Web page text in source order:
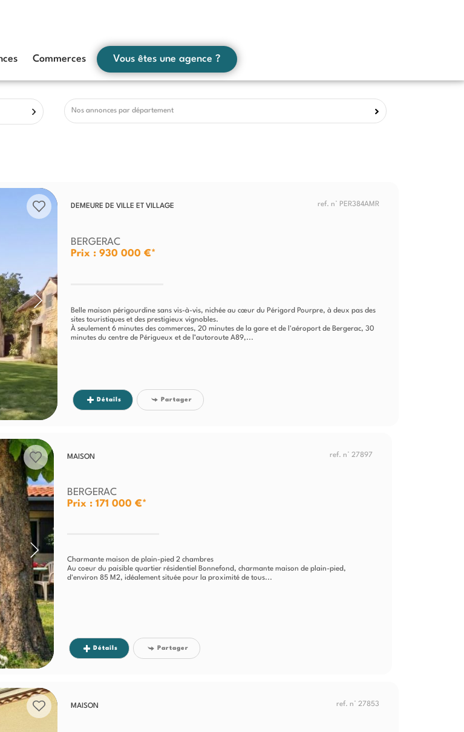
Commerces Vous êtes une agence ?
Nos annonces par département
DEMEURE DE VILLE ET VILLAGE ref. n° PER384AMR
BERGERAC
Prix : 930 000 €*
Belle maison périgourdine sans vis-à-vis, nichée au cœur du Périgord Pourpre, à deux pas des
sites touristiques et des prestigieux vignobles.
À seulement 6 minutes des commerces, 20 minutes de la gare et de l'aéroport de Bergerac, 30
minutes du centre de Périgueux et de l’autoroute A89,...
Détails Partager
MAISON ref. n° 27897
BERGERAC
Prix : 171 000 €*
Charmante maison de plain-pied 2 chambres
Au coeur du paisible quartier résidentiel Bonnefond, charmante maison de plain-pied,
d'environ 85 M2, idéalement située pour la proximité de tous...
Détails Partager
MAISON ref. n° 27853